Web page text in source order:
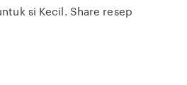
si Kecil. Share resep